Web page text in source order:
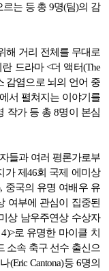
르는 등 총 9명(팀)의 감
해 거리 전체를 무대로
란 드라마<더 액터(The
감염으로 뇌의 언어 중
서 펼쳐지는 이야기를
작가 등 총8명이 본심
들과 여러 평론가로부
가 제 46회 국제 에미상
중국의 유명 여배우 유
여부에 관심이 집중된
상 남우주연상 수상자
4)>로 유명한 마이클 치
소속 축구 선수 출신으
(Eric Cantona)등 6명의